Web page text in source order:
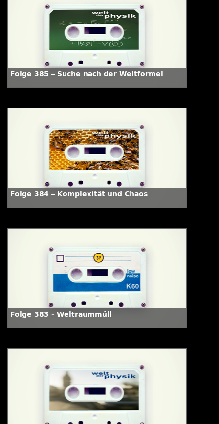
Folge 385 – Suche nach der Weltformel
Folge 384 – Komplexität und Chaos
Folge 383 - Weltraummüll